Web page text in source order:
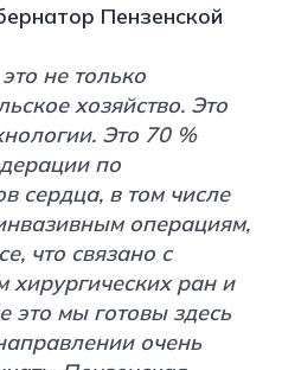
Пензенской
не только
хозяйство. Это
Это 70 %
по
сердца, в том числе
операциям,
что связано с
ран и
это мы готовы здесь
очень